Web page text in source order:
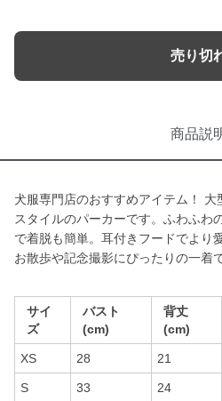
売り切
商品説
犬服専門店のおすすめアイテム！
スタイルのパーカーです。ふわふわ
で着脱も簡単。耳付きフードでより
お散歩や記念撮影にぴったりの一着で
サイ
ズ
バスト
(cm)
背丈
(cm)
XS 28 21
S 33 24